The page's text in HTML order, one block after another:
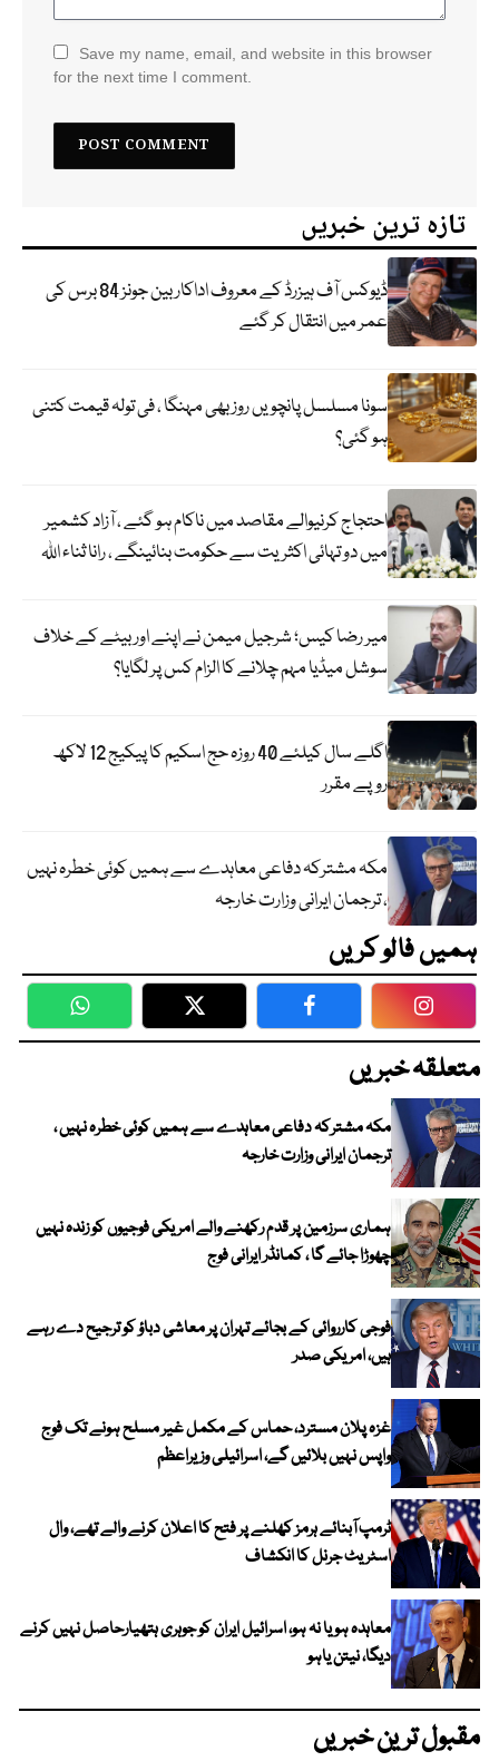
Save my name, email, and website in this browser
for the next time I comment.
تازہ ترین خبریں
ڈیوکس آف ہیزرڈ کے معروف اداکار بین جونز 84 برس کی
عمر میں انتقال کر گئے
سونا مسلسل پانچویں روز بھی مہنگا ، فی تولہ قیمت کتنی
ہو گئی؟
احتجاج کرنیوالے مقاصد میں ناکام ہو گئے ، آزاد کشمیر
میں دو تہائی اکثریت سے حکومت بنائینگے ، رانا ثناء اللہ
میر رضا کیس؛ شرجیل میمن نے اپنے اور بیٹے کے خلاف
سوشل میڈیا مہم چلانے کا الزام کس پر لگایا؟
اگلے سال کیلئے 40 روزہ حج اسکیم کا پیکیج 12 لاکھ
روپے مقرر
مکہ مشترکہ دفاعی معاہدے سے ہمیں کوئی خطرہ نہیں
، ترجمان ایرانی وزارت خارجہ
ہمیں فالو کریں
WhatsApp Twitter Facebook
متعلقہ خبریں
مکہ مشترکہ دفاعی معاہدے سے ہمیں کوئی خطرہ نہیں ،
ترجمان ایرانی وزارت خارجہ
ہماری سرزمین پر قدم رکھنے والے امریکی فوجیوں کو زندہ نہیں
چھوڑا جائے گا ، کمانڈر ایرانی فوج
فوجی کارروائی کے بجائے تہران پر معاشی دباؤ کو ترجیح دے رہے
ہیں، امریکی صدر
غزہ پلان مسترد، حماس کے مکمل غیر مسلح ہونے تک فوج
واپس نہیں بلائیں گے، اسرائیلی وزیراعظم
ٹرمپ آبنائے ہرمز کھلنے پر فتح کا اعلان کرنے والے تھے، وال
اسٹریٹ جرنل کا انکشاف
معاہدہ ہو یا نہ ہو، اسرائیل ایران کو جوہری ہتھیارحاصل نہیں کرنے
دیگا، نیتن یاہو
مقبول ترین خبریں